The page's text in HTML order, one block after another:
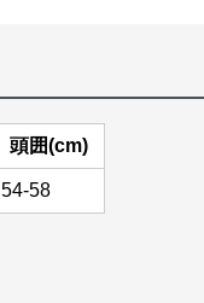
頭囲(cm)
54-58